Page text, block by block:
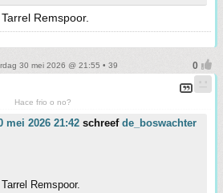
Remspoor.
30 mei 2026 @ 21:55 • 39
Hace frio o no?
mei 2026 21:42 schreef de_boswachter
Remspoor.